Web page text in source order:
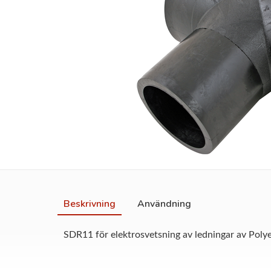
Beskrivning Användning
SDR11 för elektrosvetsning av ledningar av